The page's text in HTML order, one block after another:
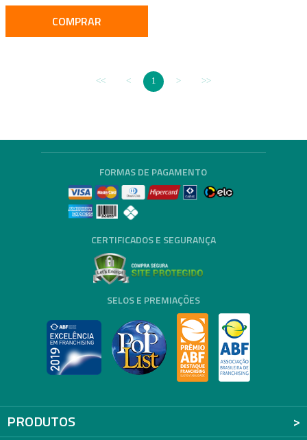
COMPRAR
1
PRODUTOS
FORMAS DE PAGAMENTO
CERTIFICADOS E SEGURANÇA
SELOS E PREMIAÇÕES